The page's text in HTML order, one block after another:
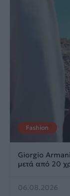
Fashion
Giorgio
μετά από 20
06.08.2026